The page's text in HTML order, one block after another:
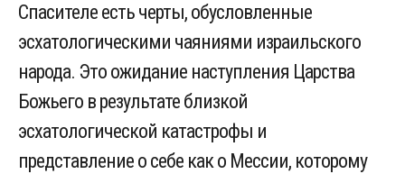
Спасителе есть черты, обусловленные
эсхатологическими чаяниями израильского
народа. Это ожидание наступления Царства
Божьего в результате близкой
эсхатологической катастрофы и
представление о себе как о Мессии, которому